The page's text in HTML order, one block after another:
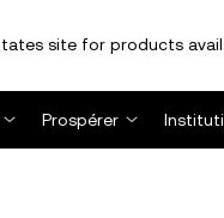
site for products
Prospérer